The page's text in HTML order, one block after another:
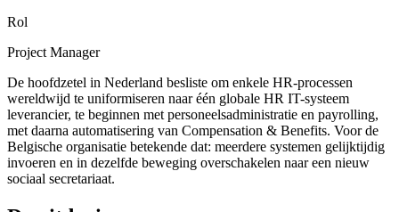
Rol
Project Manager
De hoofdzetel in Nederland besliste om enkele HR-processen
wereldwijd te uniformiseren naar één globale HR IT-systeem
leverancier, te beginnen met personeelsadministratie en payrolling,
met daarna automatisering van Compensation & Benefits. Voor de
Belgische organisatie betekende dat: meerdere systemen gelijktijdig
invoeren en in dezelfde beweging overschakelen naar een nieuw
sociaal secretariaat.